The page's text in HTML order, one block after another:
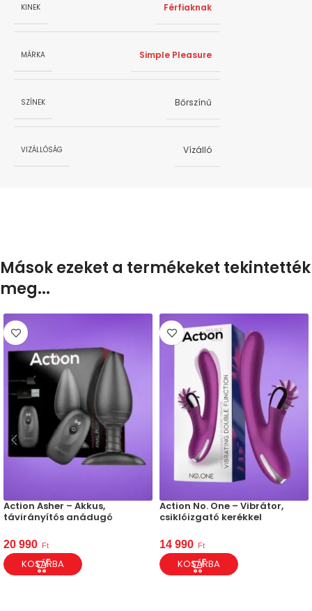
KINEK Férfiaknak
MÁRKA Simple Pleasure
SZÍNEK Bőrszínű
VIZÁLLÓSÁG Vízálló
Mások ezeket a termékeket tekintették
meg...
Action Asher – Akkus,
távirányítós anádugó
20 990 Ft
KOSÁRBA
Action No. One – Vibrátor,
csiklóizgató kerékkel
14 990 Ft
KOSÁRBA